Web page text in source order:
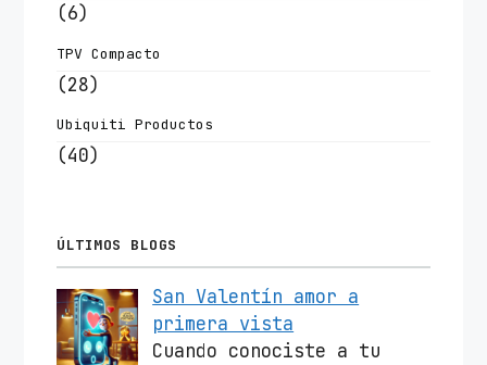
(6)
TPV Compacto
(28)
Ubiquiti Productos
(40)
ÚLTIMOS BLOGS
San Valentín amor a
primera vista
Cuando conociste a tu